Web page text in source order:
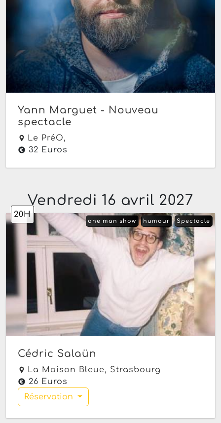
Yann Marguet - Nouveau
spectacle
Le PréO,
32 Euros
Vendredi 16 avril 2027
20H
Spectacle
humour
one man show
Cédric Salaün
La Maison Bleue, Strasbourg
26 Euros
Réservation